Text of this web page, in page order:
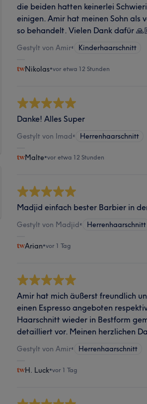
die beiden hatten keinerlei
einigen. Amir hat meinen Sohn als
so behandelt. Vielen Dank dafür
Gestylt von Amir• Kinderhaarschnitt
Nikolas•vor etwa 12 Stunden
Danke! Alles Super
Gestylt von Imad• Herrenhaarschnitt
Malte•vor etwa 12 Stunden
Madjid einfach bester Barbier in
Gestylt von Madjid• Herrenhaarschnitt
Arian•vor 1 Tag
Amir hat mich äußerst freundlich
einen Espresso angeboten
Haarschnitt wieder in Bestform
detailliert vor. Meinen herzlichen
Gestylt von Amir• Herrenhaarschnitt
H. Luck•vor 1 Tag